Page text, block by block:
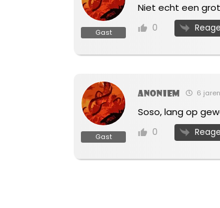
Gast
Niet echt een
0
Gast
Anoniem 6
Soso, lang op
0